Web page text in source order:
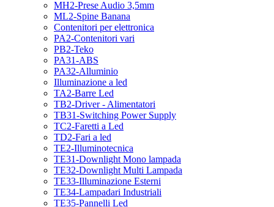
MH2-Prese Audio 3,5mm
ML2-Spine Banana
Contenitori per elettronica
PA2-Contenitori vari
PB2-Teko
PA31-ABS
PA32-Alluminio
Illuminazione a led
TA2-Barre Led
TB2-Driver - Alimentatori
TB31-Switching Power Supply
TC2-Faretti a Led
TD2-Fari a led
TE2-Illuminotecnica
TE31-Downlight Mono lampada
TE32-Downlight Multi Lampada
TE33-Illuminazione Esterni
TE34-Lampadari Industriali
TE35-Pannelli Led